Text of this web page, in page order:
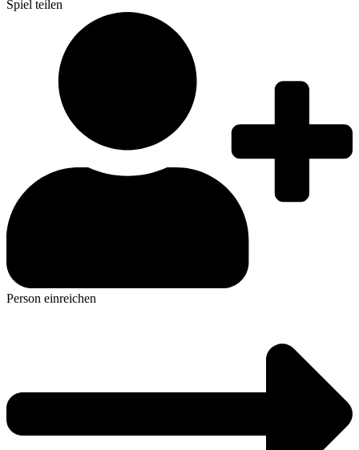
Spiel teilen
Person einreichen